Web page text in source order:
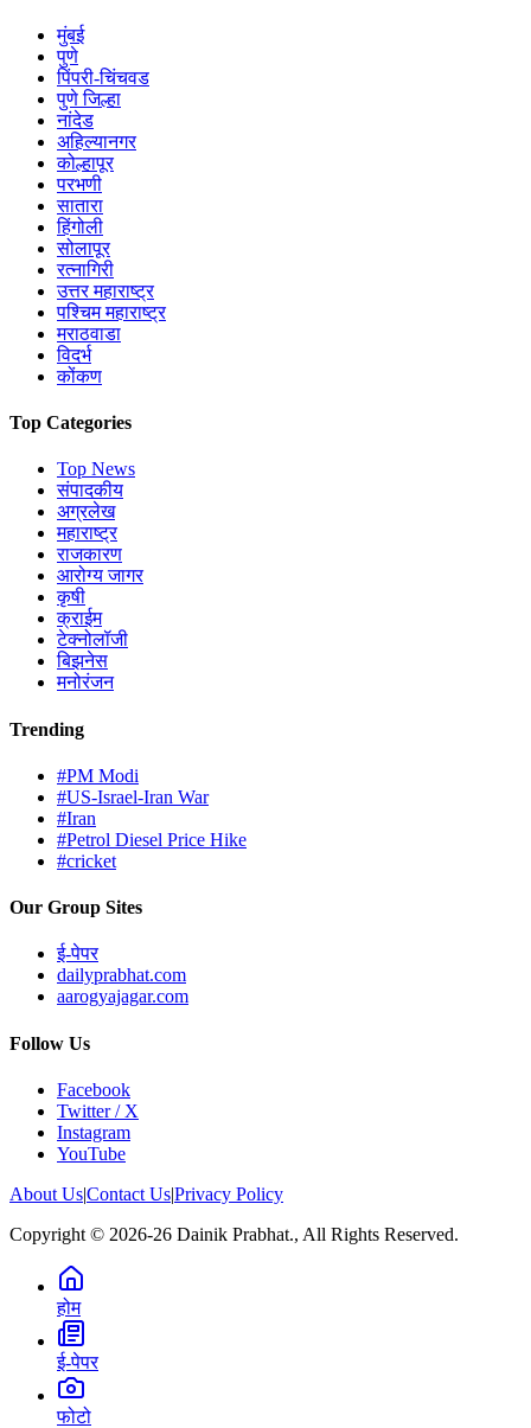
मुंबई
पुणे
पिंपरी-चिंचवड
पुणे जिल्हा
नांदेड
अहिल्यानगर
कोल्हापूर
परभणी
सातारा
हिंगोली
सोलापूर
रत्नागिरी
उत्तर महाराष्ट्र
पश्चिम महाराष्ट्र
मराठवाडा
विदर्भ
कोंकण
Top Categories
Top News
संपादकीय
अग्रलेख
महाराष्ट्र
राजकारण
आरोग्य जागर
कृषी
क्राईम
टेक्नोलॉजी
बिझनेस
मनोरंजन
Trending
#PM Modi
#US-Israel-Iran War
#Iran
#Petrol Diesel Price Hike
#cricket
Our Group Sites
ई-पेपर
dailyprabhat.com
aarogyajagar.com
Follow Us
Facebook
Twitter / X
Instagram
YouTube
About Us|Contact Us|Privacy Policy
Copyright © 2026-26 Dainik Prabhat., All Rights Reserved.
होम
ई-पेपर
फोटो